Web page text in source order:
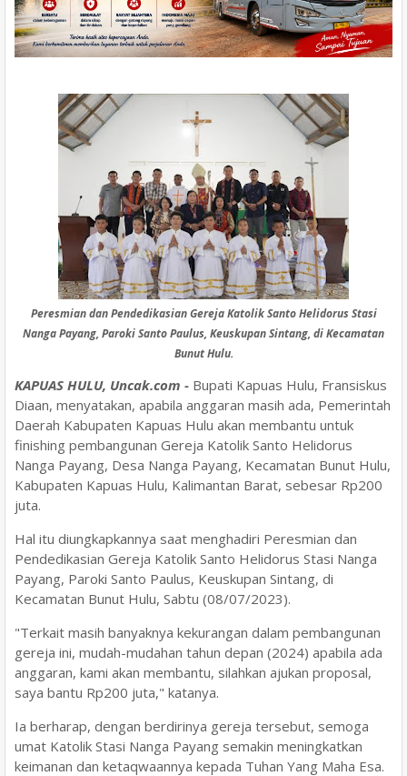
Peresmian dan Pendedikasian Gereja Katolik Santo Helidorus Stasi
Nanga Payang, Paroki Santo Paulus, Keuskupan Sintang, di Kecamatan
Bunut Hulu.
KAPUAS HULU, Uncak.com - Bupati Kapuas Hulu, Fransiskus
Diaan, menyatakan, apabila anggaran masih ada, Pemerintah
Daerah Kabupaten Kapuas Hulu akan membantu untuk
finishing pembangunan Gereja Katolik Santo Helidorus
Nanga Payang, Desa Nanga Payang, Kecamatan Bunut Hulu,
Kabupaten Kapuas Hulu, Kalimantan Barat, sebesar Rp200
juta.
Hal itu diungkapkannya saat menghadiri Peresmian dan
Pendedikasian Gereja Katolik Santo Helidorus Stasi Nanga
Payang, Paroki Santo Paulus, Keuskupan Sintang, di
Kecamatan Bunut Hulu, Sabtu (08/07/2023).
"Terkait masih banyaknya kekurangan dalam pembangunan
gereja ini, mudah-mudahan tahun depan (2024) apabila ada
anggaran, kami akan membantu, silahkan ajukan proposal,
saya bantu Rp200 juta," katanya.
Ia berharap, dengan berdirinya gereja tersebut, semoga
umat Katolik Stasi Nanga Payang semakin meningkatkan
keimanan dan ketaqwaannya kepada Tuhan Yang Maha Esa.